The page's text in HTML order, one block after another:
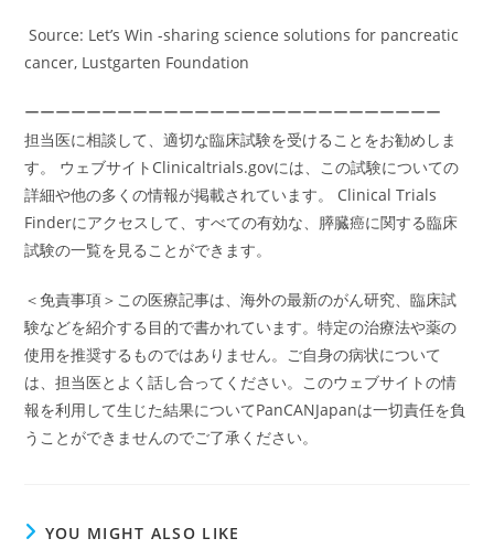
Source: Let’s Win -sharing science solutions for pancreatic
cancer, Lustgarten Foundation
ーーーーーーーーーーーーーーーーーーーーーーーーーーー
担当医に相談して、適切な臨床試験を受けることをお勧めしま
す。 ウェブサイトClinicaltrials.govには、この試験についての
詳細や他の多くの情報が掲載されています。 Clinical Trials
Finderにアクセスして、すべての有効な、膵臓癌に関する臨床
試験の一覧を見ることができます。
＜免責事項＞この医療記事は、海外の最新のがん研究、臨床試
験などを紹介する目的で書かれています。特定の治療法や薬の
使用を推奨するものではありません。ご自身の病状について
は、担当医とよく話し合ってください。このウェブサイトの情
報を利用して生じた結果についてPanCANJapanは一切責任を負
うことができませんのでご了承ください。
YOU MIGHT ALSO LIKE